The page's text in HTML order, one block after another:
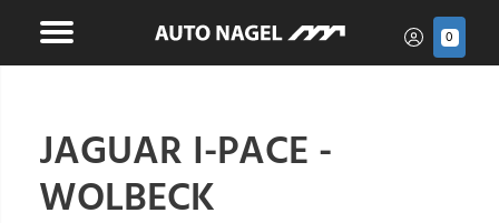
0
JAGUAR I-PACE -
WOLBECK